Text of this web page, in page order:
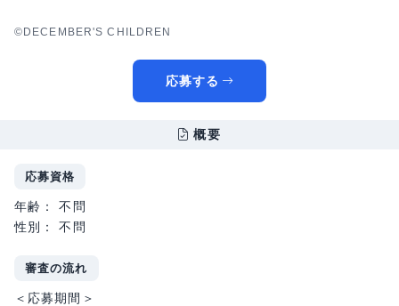
©DECEMBER'S CHILDREN
応募する
概要
応募資格
年齢： 不問
性別： 不問
審査の流れ
＜応募期間＞